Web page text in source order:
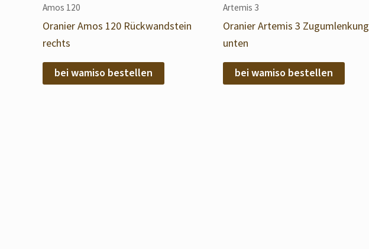
Amos 120
Oranier Amos 120 Rückwandstein
rechts
bei wamiso bestellen
Artemis 3
Oranier Artemis 3 Zugumlenkung
unten
bei wamiso bestellen